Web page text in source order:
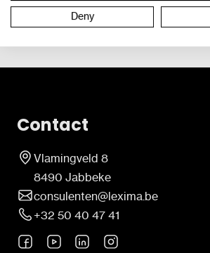
Contact
Vlamingveld 8
8490 Jabbeke
consulenten@lexima.be
+32 50 40 47 41
Deny